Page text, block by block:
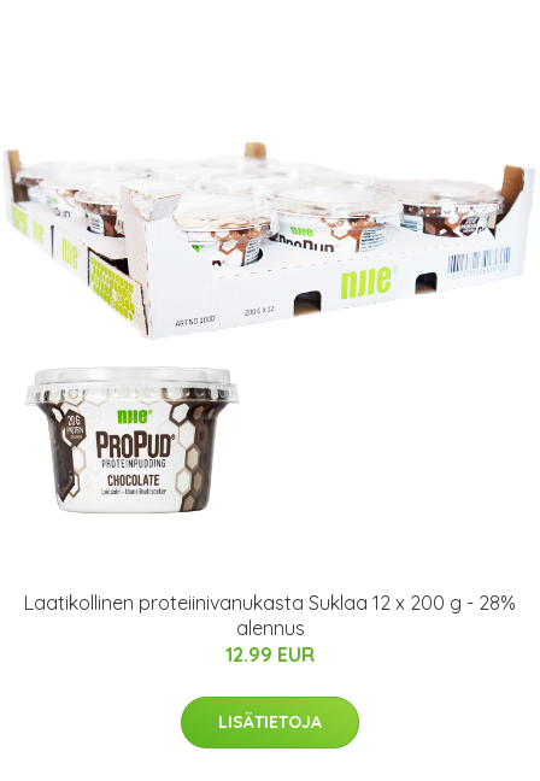
Laatikollinen proteiinivanukasta Suklaa 12 x 200 g - 28%
alennus
12.99 EUR
LISÄTIETOJA